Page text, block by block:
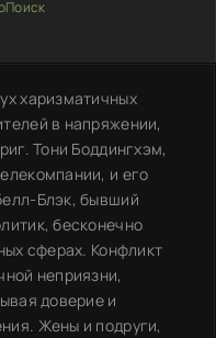
харизматичных
в напряжении,
Тони Боддингхэм,
и его
Блэк, бывший
бесконечно
сферах. Конфликт
неприязни,
доверие и
Жены и подруги,